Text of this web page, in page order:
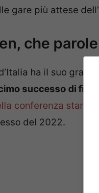
gare più attese
che
ha il suo
successo di fila
conferenza stampa
del 2022.